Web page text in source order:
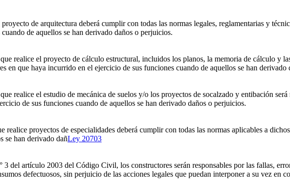
de arquitectura deberá cumplir con todas las normas legales, reglamentarias y
de aquellos se han derivado daños o perjuicios.
realice el proyecto de cálculo estructural, incluidos los planos, la memoria de cálculo y
en que haya incurrido en el ejercicio de sus funciones cuando de aquellos se han derivado
realice el estudio de mecánica de suelos y/o los proyectos de socalzado y entibación
de sus funciones cuando de aquellos se han derivado daños o perjuicios.
realice proyectos de especialidades deberá cumplir con todas las normas aplicables a
se han derivado dañLey 20703
del artículo 2003 del Código Civil, los constructores serán responsables por las fallas,
defectuosos, sin perjuicio de las acciones legales que puedan interponer a su vez en